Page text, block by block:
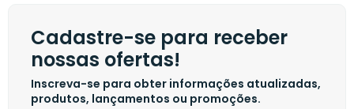
Cadastre-se para receber
nossas ofertas!
Inscreva-se para obter informações atualizadas,
produtos, lançamentos ou promoções.